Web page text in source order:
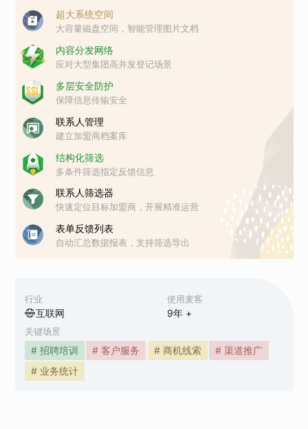
行业
互联网
使用麦客
9年 +
关键场景
# 招聘培训 # 客户服务 # 商机线索
# 渠道推广
# 业务统计
超大系统空间
大容量磁盘空间，智能管理图片文档
内容分发网络
应对大型集团高并发登记场景
多层安全防护
保障信息传输安全
联系人管理
建立加盟商档案库
结构化筛选
多条件筛选指定反馈信息
联系人筛选器
快速定位目标加盟商，开展精准运营
表单反馈列表
自动汇总数据报表，支持筛选导出